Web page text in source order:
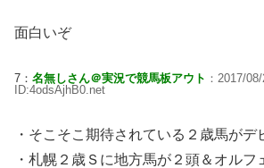
面白いぞ
7： 名無しさん＠実況で競馬板アウト ：2017/
ID:4odsAjhB0.net
・そこそこ期待されている２歳馬がデ
・札幌２歳Ｓに地方馬が２頭＆オルフ